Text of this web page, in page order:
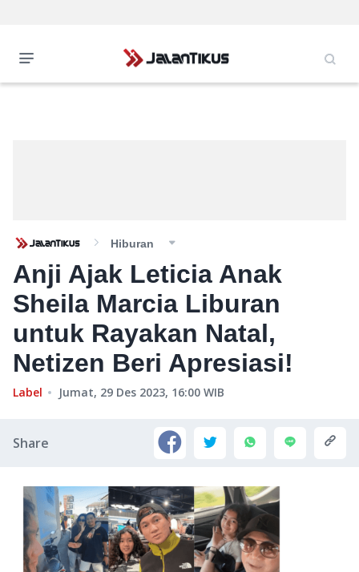
Hiburan
Anji Ajak Leticia Anak
Sheila Marcia Liburan
untuk Rayakan Natal,
Netizen Beri Apresiasi!
Label Jumat, 29 Des 2023, 16:00 WIB
Share